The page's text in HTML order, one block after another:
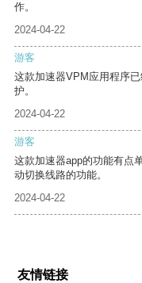
作。
2024-04-22
游客
这款加速器VPM应用程序
护。
2024-04-22
游客
这款加速器app的功能有点
动切换线路的功能。
2024-04-22
友情链接